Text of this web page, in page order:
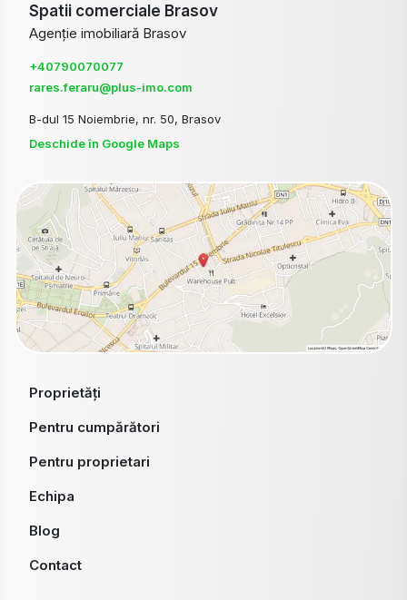
Spatii comerciale Brasov
Agenție imobiliară Brasov
+40790070077
rares.feraru@plus-imo.com
B-dul 15 Noiembrie, nr. 50, Brasov
Deschide în Google Maps
Proprietăți
Pentru cumpărători
Pentru proprietari
Echipa
Blog
Contact